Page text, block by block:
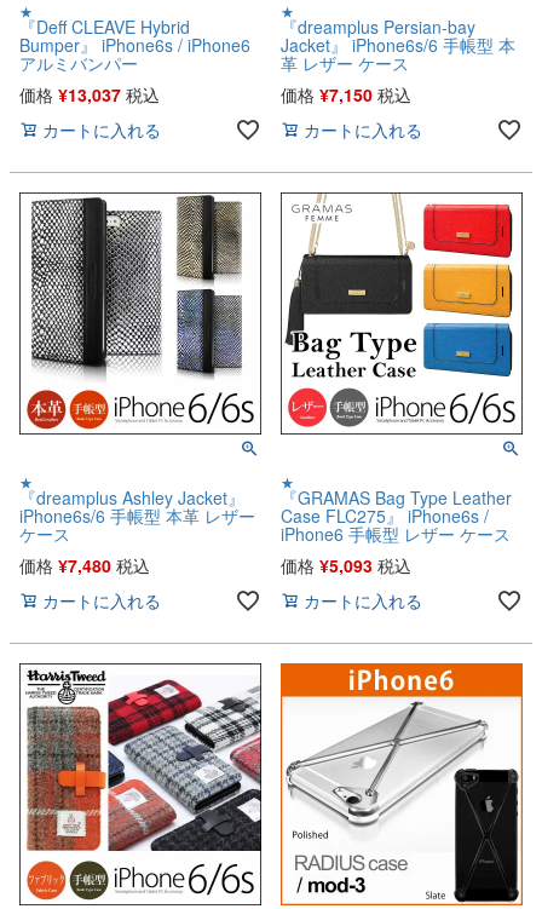
★
『Deff CLEAVE Hybrid
Bumper』 iPhone6s / iPhone6
アルミバンパー
価格 ¥13,037 税込
カートに入れる
★
『dreamplus Persian-bay
Jacket』 iPhone6s/6 手帳型 本
革 レザー ケース
価格 ¥7,150 税込
カートに入れる
★
『dreamplus Ashley Jacket』
iPhone6s/6 手帳型 本革 レザー
ケース
価格 ¥7,480 税込
カートに入れる
★
『GRAMAS Bag Type Leather
Case FLC275』 iPhone6s /
iPhone6 手帳型 レザー ケース
価格 ¥5,093 税込
カートに入れる